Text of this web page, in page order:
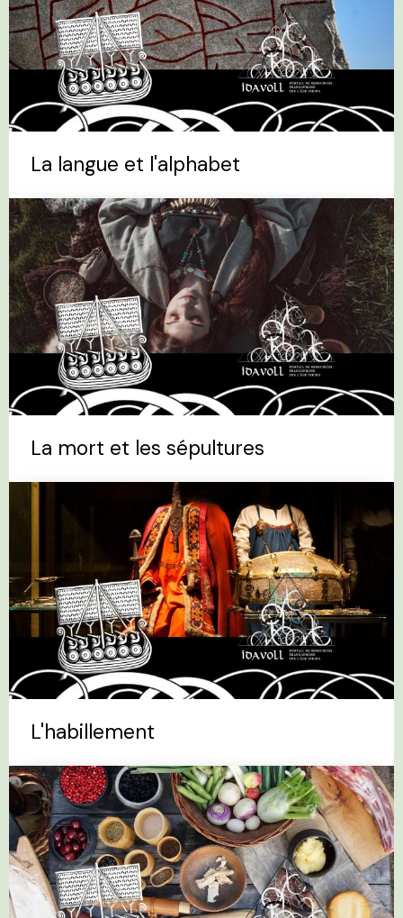
La langue et l'alphabet
La mort et les sépultures
L'habillement